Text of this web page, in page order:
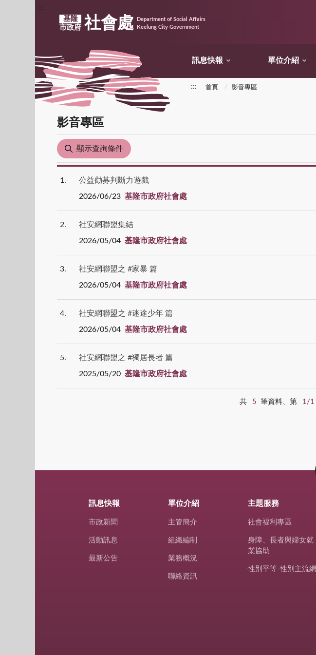
:::
基隆
市政府 社會處
Department of Social Affairs
Keelung City Government
訊息快報 單位介紹
::: 首頁 影音專區
影音專區
顯示查詢條件
1 公益勸募判斷力遊戲
2026/06/23 基隆市政府社會處
2 社安網聯盟集結
2026/05/04 基隆市政府社會處
3 社安網聯盟之 #家暴 篇
2026/05/04 基隆市政府社會處
4 社安網聯盟之 #迷途少年 篇
2026/05/04 基隆市政府社會處
5 社安網聯盟之 #獨居長者 篇
2025/05/20 基隆市政府社會處
共 5 筆資料、第 1/1
訊息快報
市政新聞
活動訊息
最新公告
單位介紹
主管簡介
組織編制
業務概況
聯絡資訊
主題服務
社會福利專區
身障、長者與婦女就
業協助
性別平等-性別主流網